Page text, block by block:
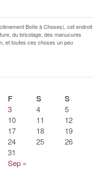
Boîte à Choses), cet endroit
du bricolage, des manucures
et toutes ces choses un peu
F S S
Sep »
3 4
5
10 11
12
17 18
19
24 25
26
31